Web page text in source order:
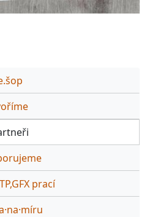
prací